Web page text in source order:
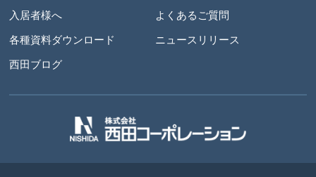
入居者様へ よくあるご質問
各種資料ダウンロード ニュースリリース
西田ブログ